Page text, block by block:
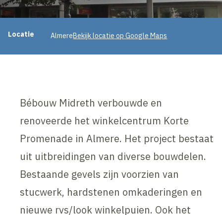
Projectinformatie
Locatie AlmereBekijk locatie op Google Maps
Bébouw Midreth verbouwde en
renoveerde het winkelcentrum Korte
Promenade in Almere. Het project bestaat
uit uitbreidingen van diverse bouwdelen.
Bestaande gevels zijn voorzien van
stucwerk, hardstenen omkaderingen en
nieuwe rvs/look winkelpuien. Ook het